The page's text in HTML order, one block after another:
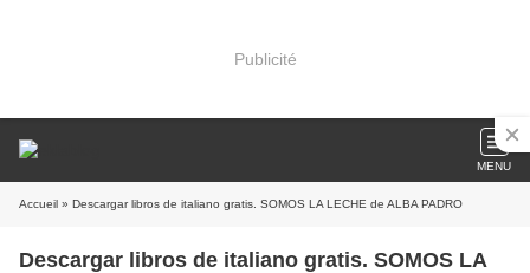
Publicité
MENU
Accueil » Descargar libros de italiano gratis. SOMOS LA LECHE de ALBA PADRO
Descargar libros de italiano gratis. SOMOS LA